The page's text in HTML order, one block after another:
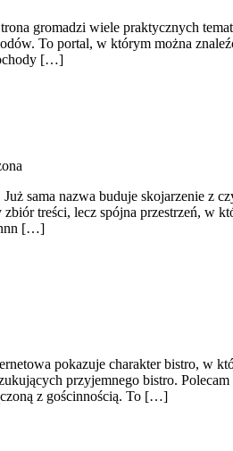
gromadzi wiele praktycznych
To portal, w którym można
[…]
sama nazwa buduje skojarzenie z
treści, lecz spójna przestrzeń, w
[…]
pokazuje charakter bistro, w
przyjemnego bistro.
z gościnnością. To […]